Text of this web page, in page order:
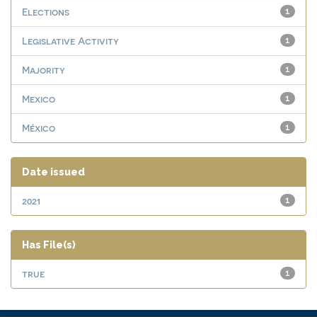
1
Elections
1
Legislative Activity
1
Majority
1
Mexico
1
México
Date issued
1
2021
Has File(s)
1
true